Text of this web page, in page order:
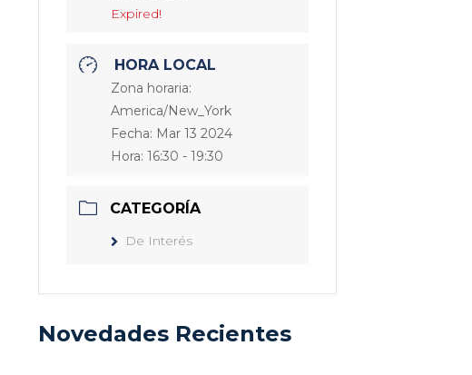
Expired!
HORA LOCAL
Zona horaria:
America/New_York
Fecha: Mar 13 2024
Hora:16:30 - 19:30
CATEGORÍA
De Interés
Novedades Recientes